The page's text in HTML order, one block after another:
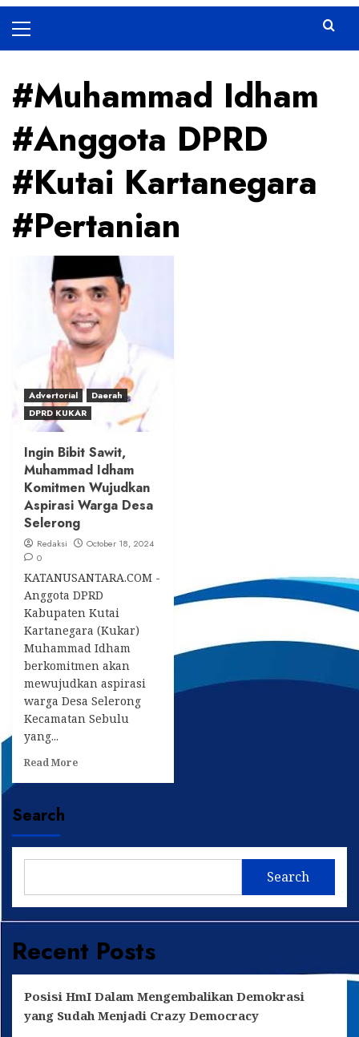
Menu
#Muhammad Idham
#Anggota DPRD
#Kutai Kartanegara
#Pertanian
Advertorial
Daerah
DPRD KUKAR
Ingin Bibit Sawit,
Muhammad Idham
Komitmen Wujudkan
Aspirasi Warga Desa
Selerong
Redaksi
October 18, 2024
0
KATANUSANTARA.COM -
Anggota DPRD
Kabupaten Kutai
Kartanegara (Kukar)
Muhammad Idham
berkomitmen akan
mewujudkan aspirasi
warga Desa Selerong
Kecamatan Sebulu
yang...
Read MoreRead
Muhammad
Wujudkan
Warga
Desa
Selerong
Search
Search
Recent Posts
Posisi HmI Dalam Mengembalikan Demokrasi
yang Sudah Menjadi Crazy Democracy